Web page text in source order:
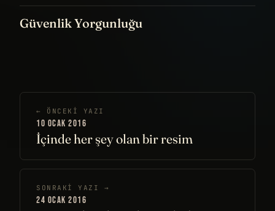
Güvenlik Yorgunluğu
← ÖNCEKI YAZI
10 OCAK 2016
İçinde her şey olan bir resim
SONRAKI YAZI →
24 OCAK 2016